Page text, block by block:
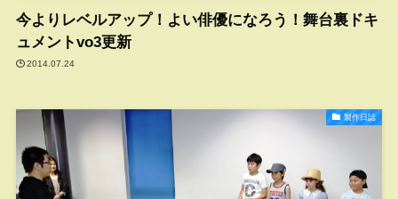
今よりレベルアップ！よい俳優になろう！舞台裏ドキ
ュメントvo3更新
2014.07.24
製作日誌